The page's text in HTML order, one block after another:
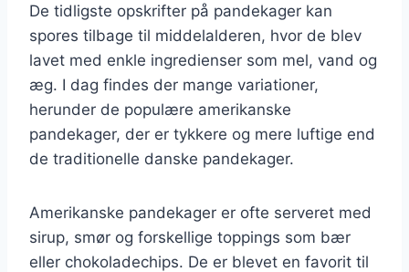
De tidligste opskrifter på pandekager kan
spores tilbage til middelalderen, hvor de blev
lavet med enkle ingredienser som mel, vand og
æg. I dag findes der mange variationer,
herunder de populære amerikanske
pandekager, der er tykkere og mere luftige end
de traditionelle danske pandekager.
Amerikanske pandekager er ofte serveret med
sirup, smør og forskellige toppings som bær
eller chokoladechips. De er blevet en favorit til